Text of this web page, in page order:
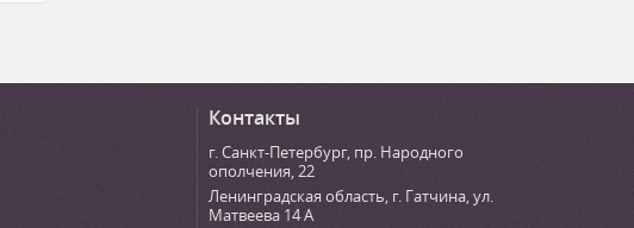
Контакты
г. Санкт-Петербург, пр. Народного
ополчения, 22
Ленинградская область, г. Гатчина,ул.
Матвеева 14 А